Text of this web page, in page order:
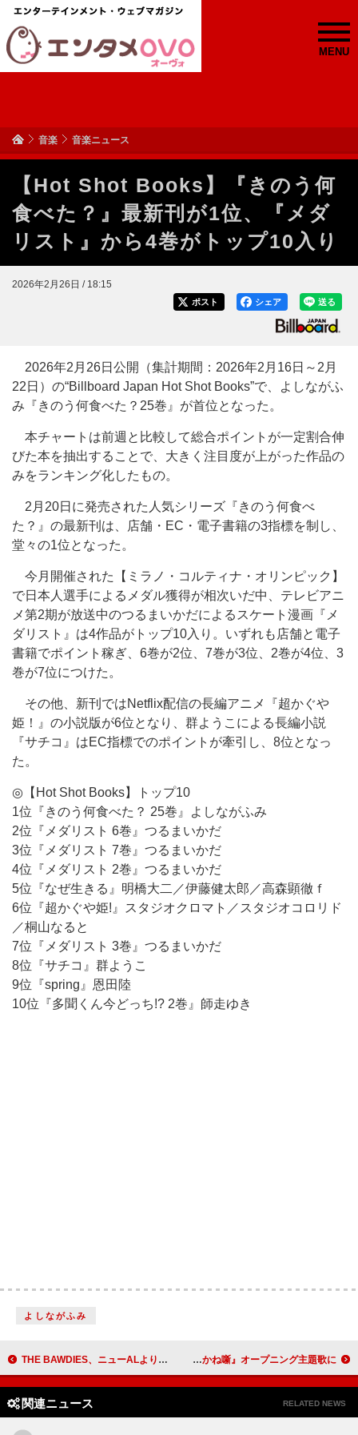
MENU
音楽 音楽ニュース
【Hot Shot Books】『きのう何
食べた？』最新刊が1位、『メダ
リスト』から4巻がトップ10入り
2026年2月26日 / 18:15
送る
シェア
ポスト
2026年2月26日公開（集計期間：2026年2月16日～2月
22日）の“Billboard Japan Hot Shot Books”で、よしながふ
み『きのう何食べた？25巻』が首位となった。
本チャートは前週と比較して総合ポイントが一定割合伸
びた本を抽出することで、大きく注目度が上がった作品の
みをランキング化したもの。
2月20日に発売された人気シリーズ『きのう何食べ
た？』の最新刊は、店舗・EC・電子書籍の3指標を制し、
堂々の1位となった。
今月開催された【ミラノ・コルティナ・オリンピック】
で日本人選手によるメダル獲得が相次いだ中、テレビアニ
メ第2期が放送中のつるまいかだによるスケート漫画『メ
ダリスト』は4作品がトップ10入り。いずれも店舗と電子
書籍でポイント稼ぎ、6巻が2位、7巻が3位、2巻が4位、3
巻が7位につけた。
その他、新刊ではNetflix配信の長編アニメ『超かぐや
姫！』の小説版が6位となり、群ようこによる長編小説
『サチコ』はEC指標でのポイントが牽引し、8位となっ
た。
◎【Hot Shot Books】トップ10
1位『きのう何食べた？ 25巻』よしながふみ
2位『メダリスト 6巻』つるまいかだ
3位『メダリスト 7巻』つるまいかだ
4位『メダリスト 2巻』つるまいかだ
5位『なぜ生きる』明橋大二／伊藤健太郎／高森顕徹ｆ
6位『超かぐや姫!』スタジオクロマト／スタジオコロリド
／桐山なると
7位『メダリスト 3巻』つるまいかだ
8位『サチコ』群ようこ
9位『spring』恩田陸
10位『多聞くん今どっち!? 2巻』師走ゆき
よしながふみ
THE BAWDIES、ニューALより先行シングル「PARTY PARTY」配信決定 ROY社長企画の“慰安旅行”予告映像も公開 桑田佳祐、初のアニメ完全書き下ろし 新曲「人誑し / ひとたらし」がTVアニメ『あかね噺』オープニング主題歌に
関連ニュース RELATED NEWS